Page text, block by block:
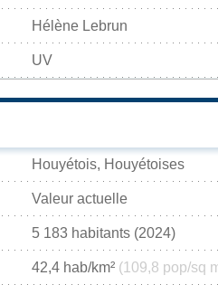
Hélène Lebrun
UV
Houyétois, Houyétoises
Valeur actuelle
5 183 habitants (2024)
42,4 hab/km² (109,8 pop/sq